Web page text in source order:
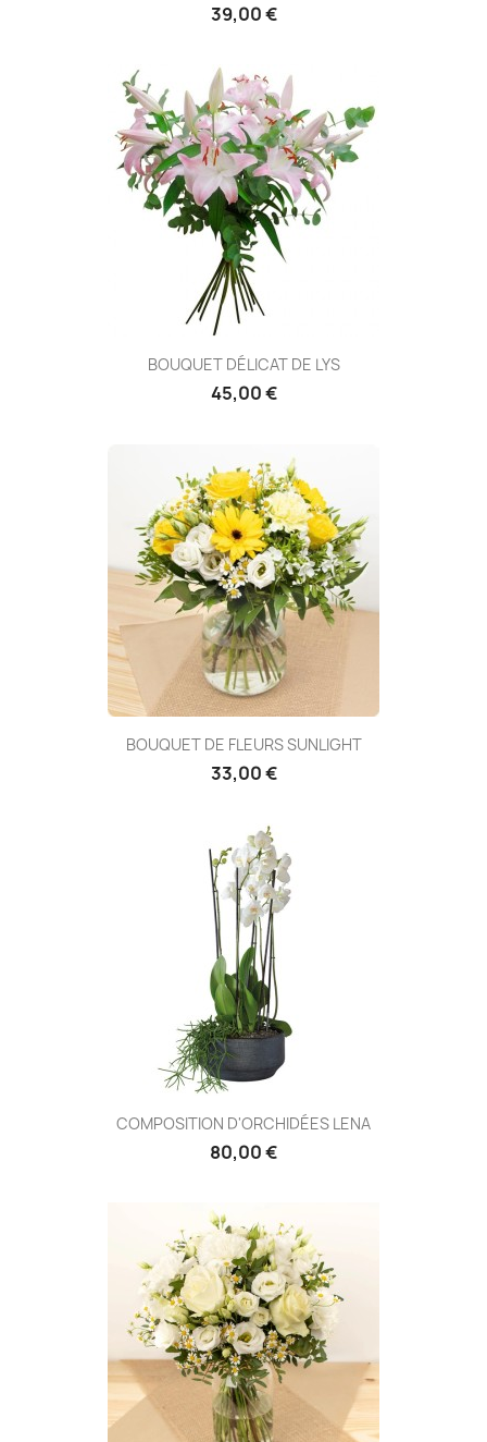
39,00 €
BOUQUET DÉLICAT DE LYS
45,00 €
BOUQUET DE FLEURS SUNLIGHT
33,00 €
COMPOSITION D'ORCHIDÉES LENA
80,00 €